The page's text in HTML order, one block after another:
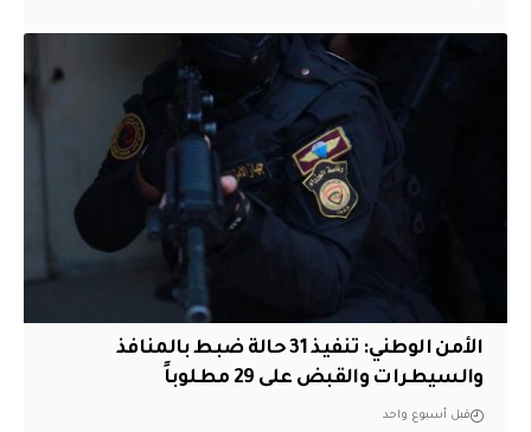
الأمن الوطني: تنفيذ 31 حالة ضبط بالمنافذ
والسيطرات والقبض على 29 مطلوباً
قبل أسبوع واحد